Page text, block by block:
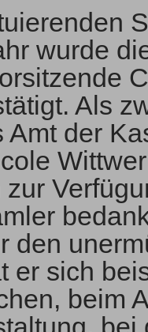
wurde
Als
Amt der
den
er sich
beim